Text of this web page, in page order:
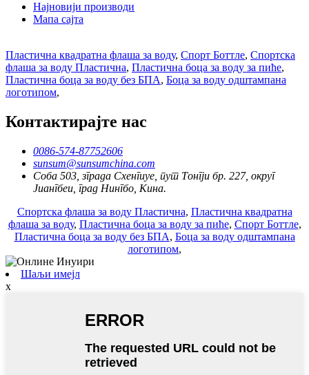
Најновији производи
Мапа сајта
Пластична квадратна флаша за воду, Спорт Боттле, Спортска
флаша за воду Пластична, Пластична боца за воду за пиће,
Пластична боца за воду без БПА, Боца за воду одштампана
логотипом,
Контактирајте нас
0086-574-87752606
sunsum@sunsumchina.com
Соба 503, зграда Схенгиуе, пут Тонгји бр. 227, округ
Јиангбеи, град Нингбо, Кина.
Спортска флаша за воду Пластична, Пластична квадратна
флаша за воду, Пластична боца за воду за пиће, Спорт Боттле,
Пластична боца за воду без БПА, Боца за воду одштампана
логотипом,
Шаљи имејл
x